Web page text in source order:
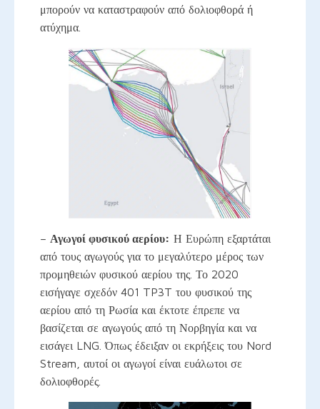
μπορούν να καταστραφούν από δολιοφθορά ή
ατύχημα.
– Αγωγοί φυσικού αερίου: Η Ευρώπη εξαρτάται
από τους αγωγούς για το μεγαλύτερο μέρος των
προμηθειών φυσικού αερίου της. Το 2020
εισήγαγε σχεδόν 401 TP3T του φυσικού της
αερίου από τη Ρωσία και έκτοτε έπρεπε να
βασίζεται σε αγωγούς από τη Νορβηγία και να
εισάγει LNG. Όπως έδειξαν οι εκρήξεις του Nord
Stream, αυτοί οι αγωγοί είναι ευάλωτοι σε
δολιοφθορές.